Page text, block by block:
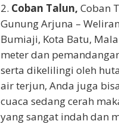
Coban Talun, Coban
Gunung Arjuna –
Bumiaji, Kota Batu,
meter dan
serta dikelilingi oleh
air terjun, Anda juga
cuaca sedang cerah
yang sangat indah dan